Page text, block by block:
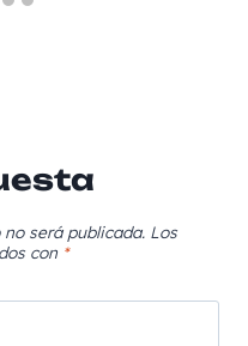
será publicada. Los
con *